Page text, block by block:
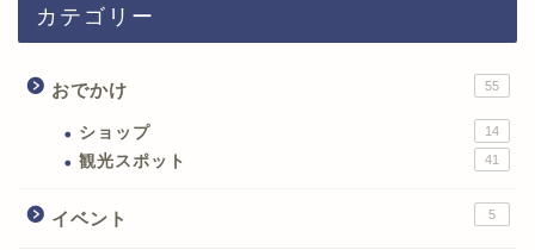
カテゴリー
おでかけ 55
ショップ 14
観光スポット 41
イベント 5